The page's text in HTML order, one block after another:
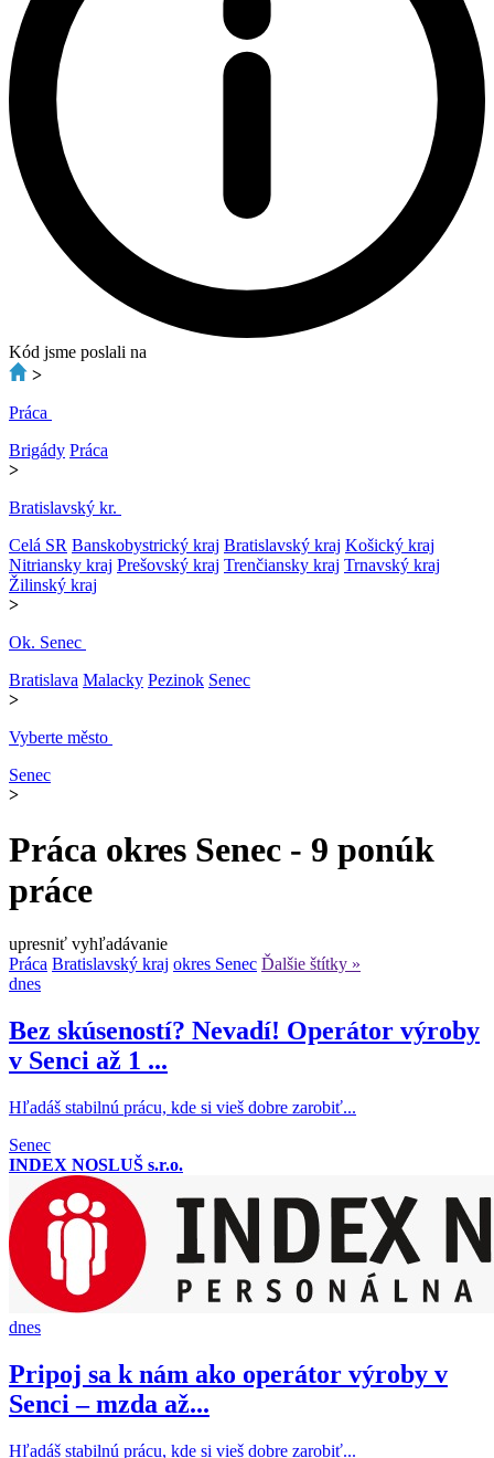
Kód jsme poslali na
>
Práca
Brigády Práca
>
Bratislavský kr.
Celá SR Banskobystrický kraj Bratislavský kraj Košický kraj
Nitriansky kraj Prešovský kraj Trenčiansky kraj Trnavský kraj
Žilinský kraj
>
Ok. Senec
Bratislava Malacky Pezinok Senec
>
Vyberte město
Senec
>
Práca okres Senec - 9 ponúk
práce
upresniť vyhľadávanie
Práca Bratislavský kraj okres Senec Ďalšie štítky »
dnes
Bez skúseností? Nevadí! Operátor výroby
v Senci až 1 ...
Hľadáš stabilnú prácu, kde si vieš dobre zarobiť...
Senec
INDEX NOSLUŠ s.r.o.
dnes
Pripoj sa k nám ako operátor výroby v
Senci – mzda až...
Hľadáš stabilnú prácu, kde si vieš dobre zarobiť...